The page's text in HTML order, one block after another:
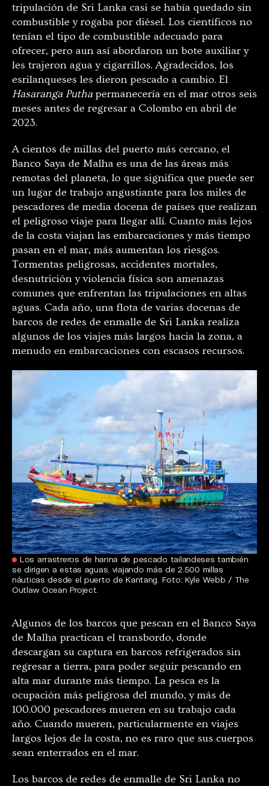
tripulación de Sri Lanka casi se había quedado sin
combustible y rogaba por diésel. Los científicos no
tenían el tipo de combustible adecuado para
ofrecer, pero aun así abordaron un bote auxiliar y
les trajeron agua y cigarrillos. Agradecidos, los
esrilanqueses les dieron pescado a cambio. El
Hasaranga Putha permanecería en el mar otros seis
meses antes de regresar a Colombo en abril de
2023.
A cientos de millas del puerto más cercano, el
Banco Saya de Malha es una de las áreas más
remotas del planeta, lo que significa que puede ser
un lugar de trabajo angustiante para los miles de
pescadores de media docena de países que realizan
el peligroso viaje para llegar allí. Cuanto más lejos
de la costa viajan las embarcaciones y más tiempo
pasan en el mar, más aumentan los riesgos.
Tormentas peligrosas, accidentes mortales,
desnutrición y violencia física son amenazas
comunes que enfrentan las tripulaciones en altas
aguas. Cada año, una flota de varias docenas de
barcos de redes de enmalle de Sri Lanka realiza
algunos de los viajes más largos hacia la zona, a
menudo en embarcaciones con escasos recursos.
Los arrastreros de harina de pescado tailandeses también
se dirigen a estas aguas, viajando más de 2.500 millas
náuticas desde el puerto de Kantang. Foto: Kyle Webb / The
Outlaw Ocean Project.
Algunos de los barcos que pescan en el Banco Saya
de Malha practican el transbordo, donde
descargan su captura en barcos refrigerados sin
regresar a tierra, para poder seguir pescando en
alta mar durante más tiempo. La pesca es la
ocupación más peligrosa del mundo, y más de
100.000 pescadores mueren en su trabajo cada
año. Cuando mueren, particularmente en viajes
largos lejos de la costa, no es raro que sus cuerpos
sean enterrados en el mar.
Los barcos de redes de enmalle de Sri Lanka no